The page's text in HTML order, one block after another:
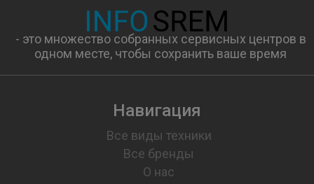
- это множество собранных сервисных центров в
одном месте, чтобы сохранить ваше время
Навигация
Все виды техники
Все бренды
О нас